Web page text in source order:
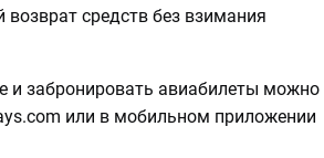
средств без взимания
и забронировать авиабилеты можно
или в мобильном приложении